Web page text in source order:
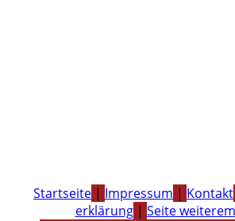
Startseite | Impressum | Kontakt
erklärung| Seite